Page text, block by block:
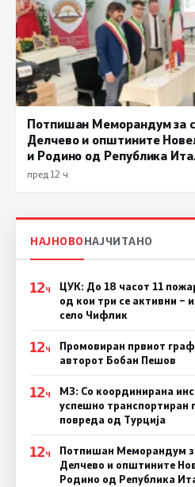
Потпишан Меморандум за
Делчево и општините
и Родино од Република
пред 12 ч.
НАЈНОВОНАЈЧИТАНО
12Ч
ЦУК: До 18 часот 11
од кои три се активни –
село Чифлик
12Ч
Промовиран првиот
авторот Бобан Пешов
12Ч
МЗ: Со координирана
успешно транспортиран
повреда од Турција
12Ч
Потпишан Меморандум
Делчево и општините
Родино од Република